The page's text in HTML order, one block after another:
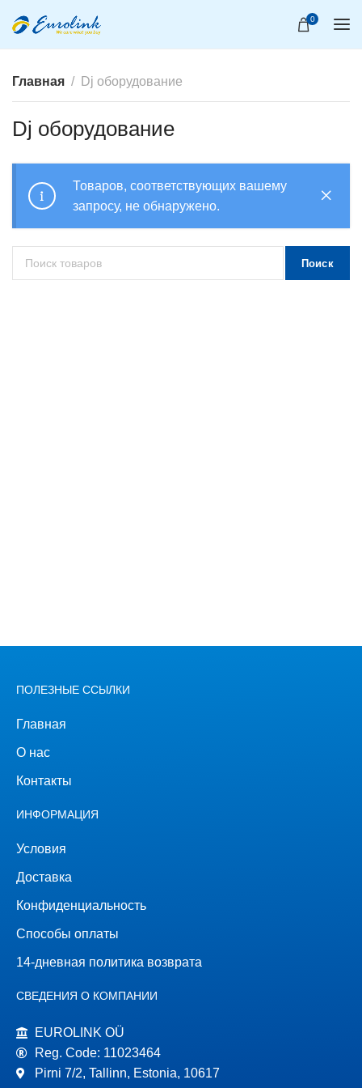
0
Главная Dj оборудование
Dj оборудование
Товаров, соответствующих вашему
запросу, не обнаружено.
Поиск
ПОЛЕЗНЫЕ ССЫЛКИ
Главная
О нас
Контакты
ИНФОРМАЦИЯ
Условия
Доставка
Конфиденциальность
Способы оплаты
14-дневная политика возврата
СВЕДЕНИЯ О КОМПАНИИ
EUROLINK OÜ
Reg. Code: 11023464
Pirni 7/2, Tallinn, Estonia, 10617